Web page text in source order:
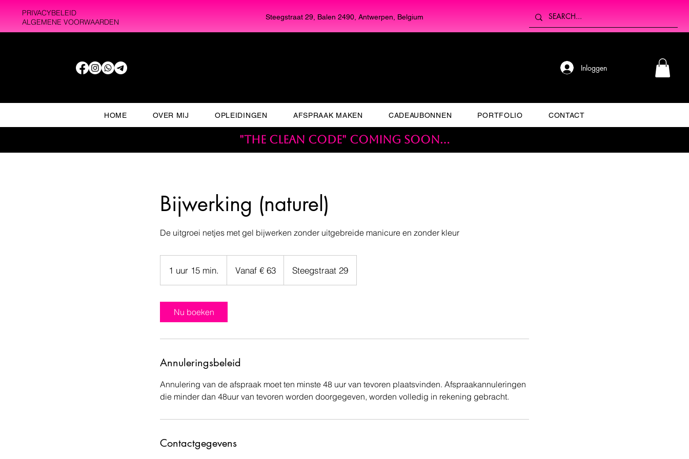
PRIVACYBELEID
ALGEMENE VOORWAARDEN
Steegstraat 29, Balen 2490, Antwerpen, Belgium
Inloggen
HOME OVER MIJ OPLEIDINGEN AFSPRAAK MAKEN CADEAUBONNEN PORTFOLIO CONTACT
"THE CLEAN CODE" coming soon...
Bijwerking (naturel)
De uitgroei netjes met gel bijwerken zonder uitgebreide manicure en zonder kleur
1 uur 15 min.
u
5
n
euroVanaf € 63 Steegstraat 29
Nu boeken
Annuleringsbeleid
Annulering van de afspraak moet ten minste 48 uur van tevoren plaatsvinden. Afspraakannuleringen
die minder dan 48uur van tevoren worden doorgegeven, worden volledig in rekening gebracht.
Contactgegevens